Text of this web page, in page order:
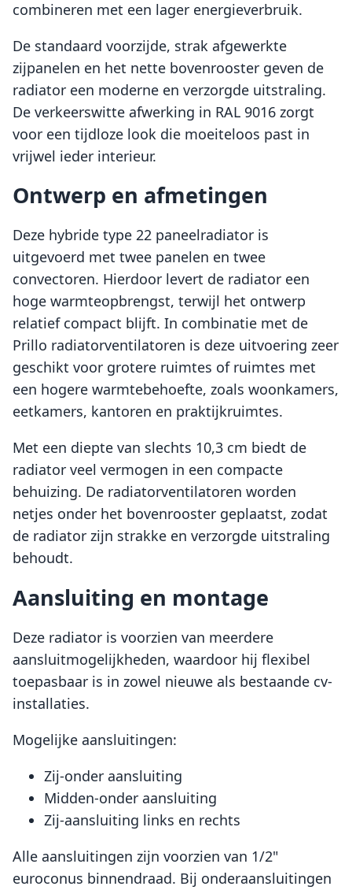
combineren met een lager energieverbruik.
De standaard voorzijde, strak afgewerkte
zijpanelen en het nette bovenrooster geven de
radiator een moderne en verzorgde uitstraling.
De verkeerswitte afwerking in RAL 9016 zorgt
voor een tijdloze look die moeiteloos past in
vrijwel ieder interieur.
Ontwerp en afmetingen
Deze hybride type 22 paneelradiator is
uitgevoerd met twee panelen en twee
convectoren. Hierdoor levert de radiator een
hoge warmteopbrengst, terwijl het ontwerp
relatief compact blijft. In combinatie met de
Prillo radiatorventilatoren is deze uitvoering zeer
geschikt voor grotere ruimtes of ruimtes met
een hogere warmtebehoefte, zoals woonkamers,
eetkamers, kantoren en praktijkruimtes.
Met een diepte van slechts 10,3 cm biedt de
radiator veel vermogen in een compacte
behuizing. De radiatorventilatoren worden
netjes onder het bovenrooster geplaatst, zodat
de radiator zijn strakke en verzorgde uitstraling
behoudt.
Aansluiting en montage
Deze radiator is voorzien van meerdere
aansluitmogelijkheden, waardoor hij flexibel
toepasbaar is in zowel nieuwe als bestaande cv-
installaties.
Mogelijke aansluitingen:
Zij-onder aansluiting
Midden-onder aansluiting
Zij-aansluiting links en rechts
Alle aansluitingen zijn voorzien van 1/2"
euroconus binnendraad. Bij onderaansluitingen